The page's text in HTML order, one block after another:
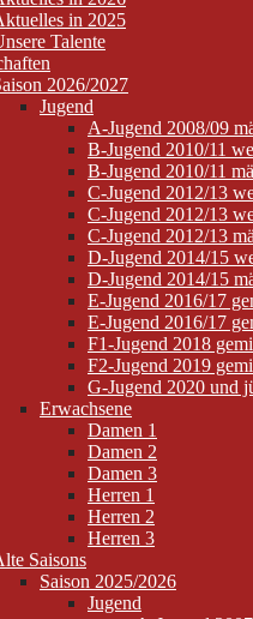
in 2025
Talente
2026/2027
Jugend
A-Jugend 2008/09
B-Jugend 2010/11
B-Jugend 2010/11
C-Jugend 2012/13
C-Jugend 2012/13
C-Jugend 2012/13
D-Jugend 2014/15
D-Jugend 2014/15
E-Jugend 2016/17
E-Jugend 2016/17
F1-Jugend 2018
F2-Jugend 2019
G-Jugend 2020 und
Erwachsene
Damen 1
Damen 2
Damen 3
Herren 1
Herren 2
Herren 3
Saisons
Saison 2025/2026
Jugend